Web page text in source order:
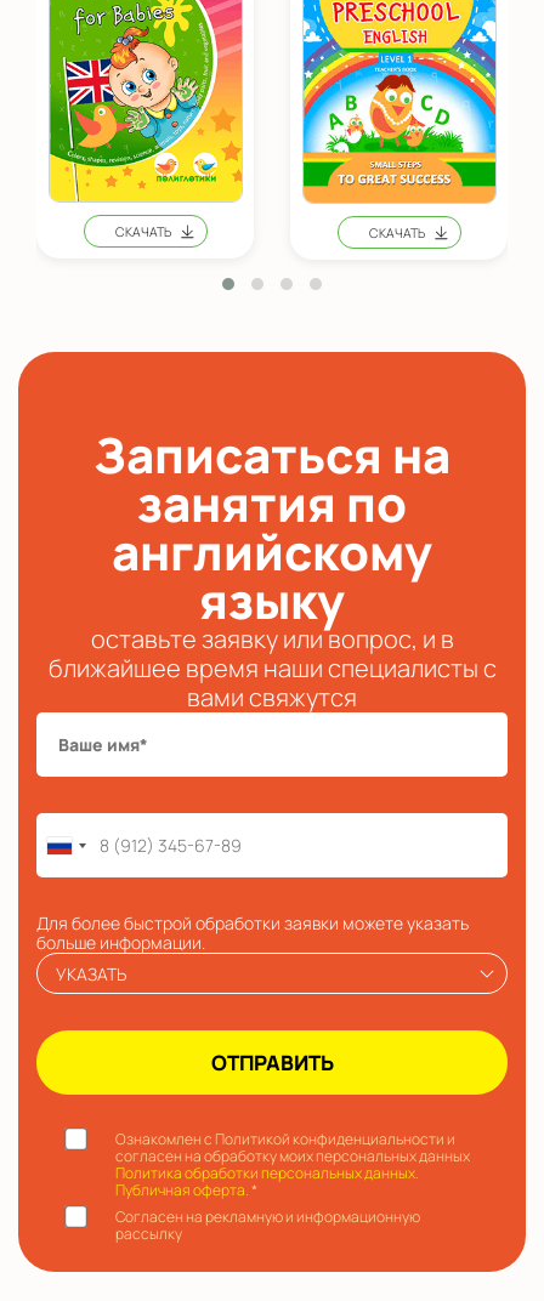
Записаться на
занятия по
английскому
языку
оставьте заявку или вопрос, и в
ближайшее время наши специалисты с
вами свяжутся
Для более быстрой обработки заявки можете указать
больше информации.
УКАЗАТЬ
Ознакомлен с Политикой конфиденциальности и
согласен на обработку моих персональных данных
Политика обработки персональных данных.
Публичная оферта.*
Согласен на рекламную и информационную
рассылку